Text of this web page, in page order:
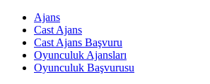
Skip
content
Ajans
Cast Ajans
Cast Ajans Başvuru
Oyunculuk Ajansları
Oyunculuk Başvurusu